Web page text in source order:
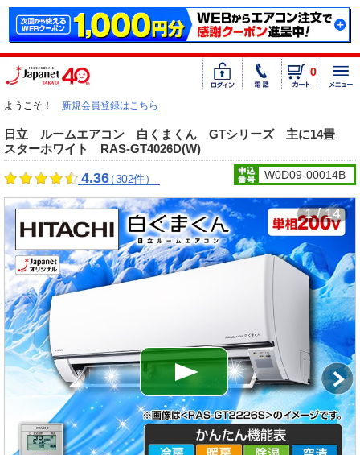
0
ようこそ！ 新規会員登録はこちら
日立 ルームエアコン 白くまくん GTシリーズ 主に14畳
スターホワイト RAS-GT4026D(W)
4.36（302件） W0D09-00014B
1 / 14